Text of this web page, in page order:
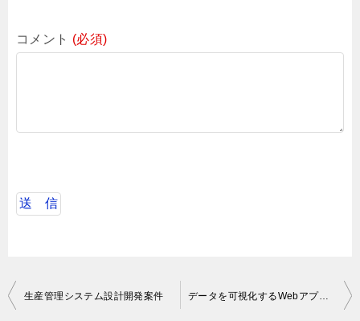
コメント (必須)
投
生産管理システム設計開発案件 データを可視化するWebアプリの開発、テスト